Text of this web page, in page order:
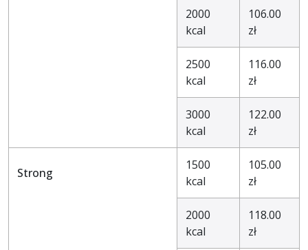
2000
kcal
106.00
zł
2500
kcal
116.00
zł
3000
kcal
122.00
zł
Strong
1500
kcal
105.00
zł
2000
kcal
118.00
zł